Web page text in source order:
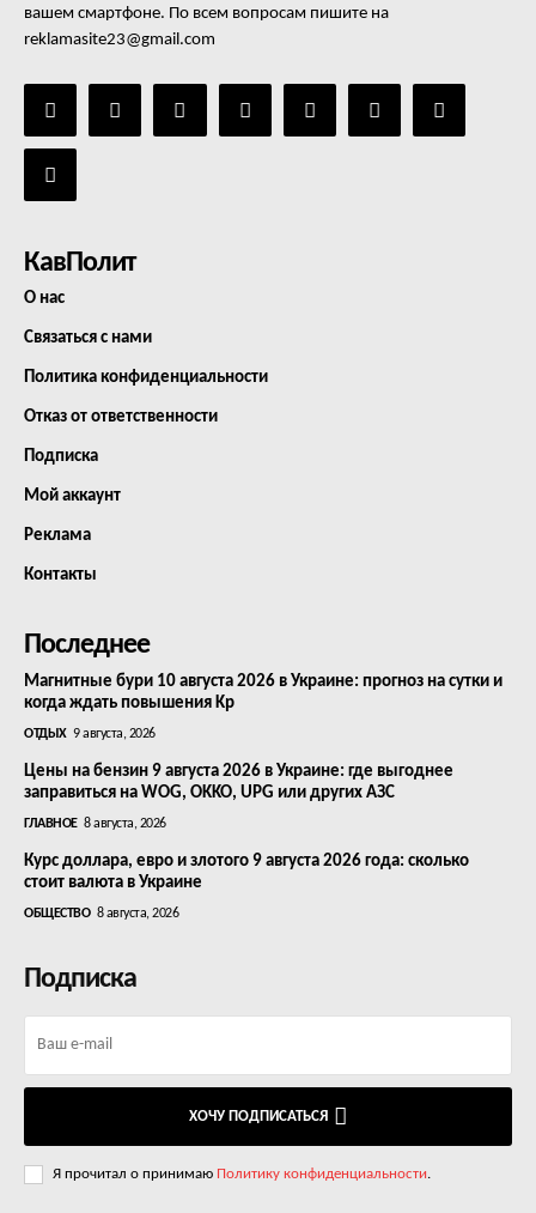
вашем смартфоне. По всем вопросам пишите на
reklamasite23@gmail.com
КавПолит
О нас
Связаться с нами
Политика конфиденциальности
Отказ от ответственности
Подписка
Мой аккаунт
Реклама
Контакты
Последнее
Магнитные бури 10 августа 2026 в Украине: прогноз на сутки и
когда ждать повышения Kp
ОТДЫХ 9 августа, 2026
Цены на бензин 9 августа 2026 в Украине: где выгоднее
заправиться на WOG, OKKO, UPG или других АЗС
ГЛАВНОЕ 8 августа, 2026
Курс доллара, евро и злотого 9 августа 2026 года: сколько
стоит валюта в Украине
ОБЩЕСТВО 8 августа, 2026
Подписка
ХОЧУ ПОДПИСАТЬСЯ
Я прочитал о принимаю Политику конфиденциальности.